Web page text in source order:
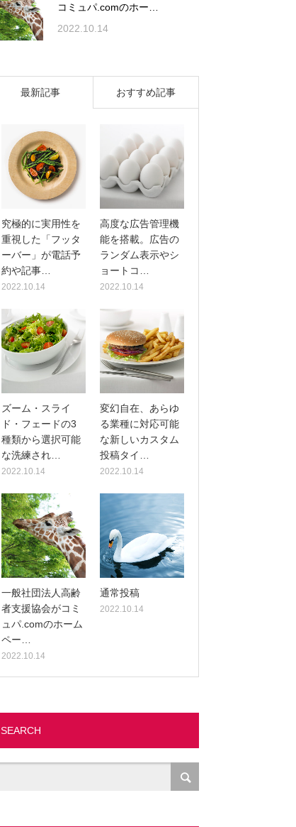
コミュパ.comのホー…
2022.10.14
最新記事 おすすめ記事
究極的に実用性を
重視した「フッタ
ーバー」が電話予
約や記事…
2022.10.14
高度な広告管理機
能を搭載。広告の
ランダム表示やシ
ョートコ…
2022.10.14
ズーム・スライ
ド・フェードの3
種類から選択可能
な洗練され…
2022.10.14
変幻自在、あらゆ
る業種に対応可能
な新しいカスタム
投稿タイ…
2022.10.14
一般社団法人高齢
者支援協会がコミ
ュパ.comのホーム
ペー…
2022.10.14
通常投稿
2022.10.14
SEARCH